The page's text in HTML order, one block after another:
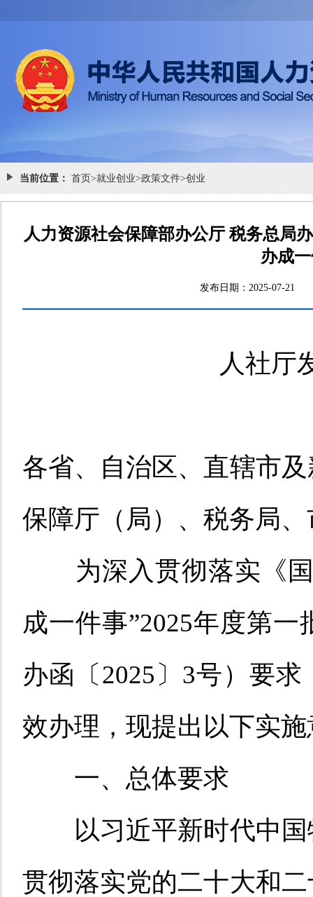
当前位置： 首页>就业创业>政策文件>创业
人力资源社会保障部办公厅 税务总局
办成
发布日期：2025-
人社厅
各省、自治区、直辖市
保障厅（局）、 税务局
为深入贯彻落实《
成一件事”2025年度第一
办函〔 2025 〕 3号）要求
效办理 ， 现提出以下实
一、总体要求
以习近平新时代中
贯彻落实党的二十大和